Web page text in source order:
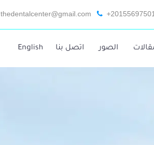
thedentalcenter@gmail.com
الصور اتصل بنا English